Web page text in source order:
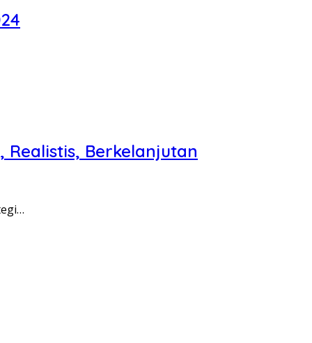
Realistis, Berkelanjutan